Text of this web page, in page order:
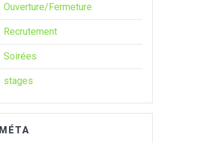
Ouverture/Fermeture
Recrutement
Soirées
stages
MÉTA